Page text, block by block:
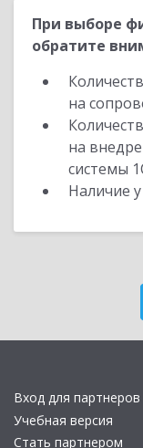
При выборе
обратите
на
на
системы
Наличие
Вход для
Учебная версия
Стать партнером